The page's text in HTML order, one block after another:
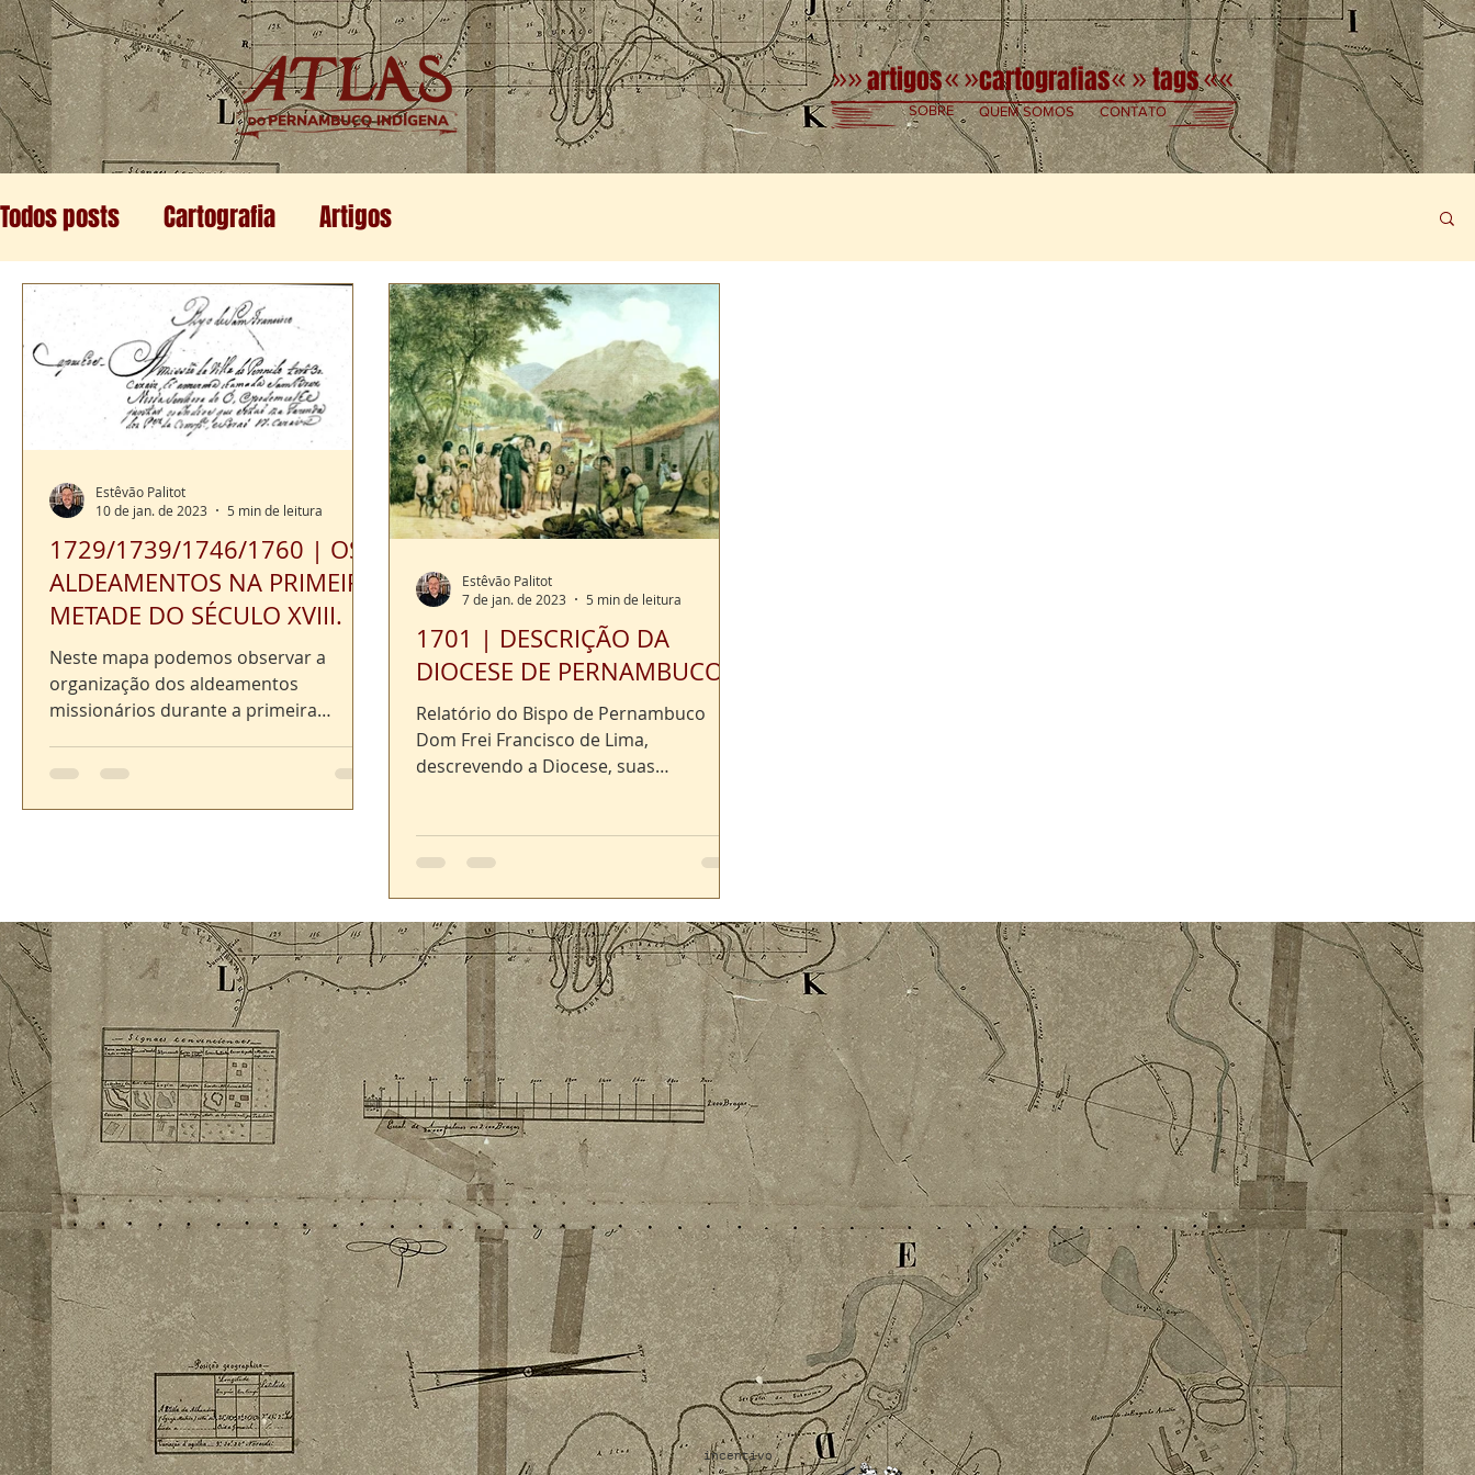
SOBRE QUEM SOMOS CONTATO
artigos«
»» »cartografias« tags««
»
Todos posts Cartografia Artigos
1729/1739/1746/1760 | OS
ALDEAMENTOS NA PRIMEIRA
METADE DO SÉCULO XVIII.
Neste mapa podemos observar a
organização dos aldeamentos
missionários durante a primeira
implantação do...
Estêvão Palitot
10 de jan. de 2023
5 min de leitura
1701 | DESCRIÇÃO DA
DIOCESE DE PERNAMBUCO.
Relatório do Bispo de Pernambuco
Dom Frei Francisco de Lima,
descrevendo a Diocese, suas
Estêvão Palitot
7 de jan. de 2023
5 min de leitura
incentivo